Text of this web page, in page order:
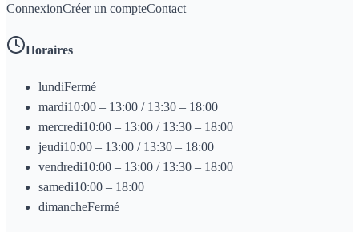
ConnexionCréer un compteContact
Horaires
lundiFermé
mardi10:00 – 13:00 / 13:30 – 18:00
mercredi10:00 – 13:00 / 13:30 – 18:00
jeudi10:00 – 13:00 / 13:30 – 18:00
vendredi10:00 – 13:00 / 13:30 – 18:00
samedi10:00 – 18:00
dimancheFermé